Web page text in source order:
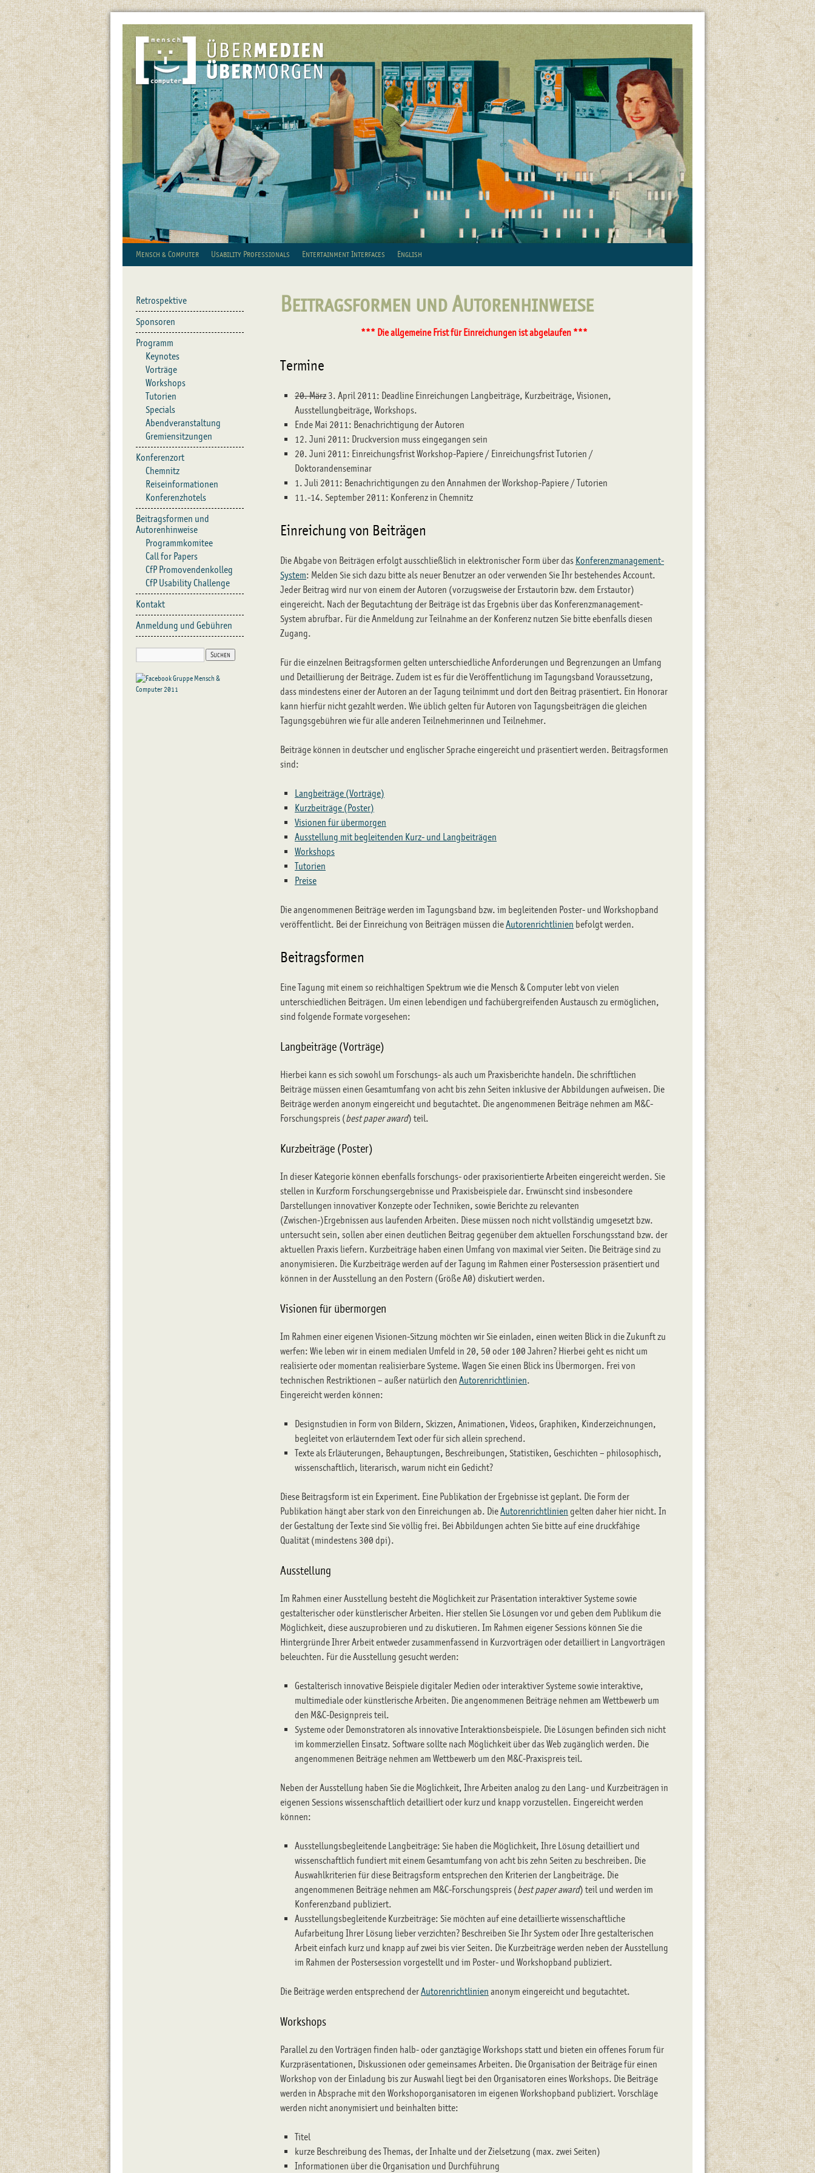
Mensch & Computer Usability Professionals Entertainment Interfaces English
Beitragsformen und Autorenhinweise
*** Die allgemeine Frist für Einreichungen ist abgelaufen ***
Termine
20. März 3. April 2011: Deadline Einreichungen Langbeiträge, Kurzbeiträge, Visionen,
Ausstellungbeiträge, Workshops.
Ende Mai 2011: Benachrichtigung der Autoren
12. Juni 2011: Druckversion muss eingegangen sein
20. Juni 2011: Einreichungsfrist Workshop-Papiere / Einreichungsfrist Tutorien /
Doktorandenseminar
1. Juli 2011: Benachrichtigungen zu den Annahmen der Workshop-Papiere / Tutorien
11.-14. September 2011: Konferenz in Chemnitz
Einreichung von Beiträgen
Die Abgabe von Beiträgen erfolgt ausschließlich in elektronischer Form über das Konferenzmanagement-
System: Melden Sie sich dazu bitte als neuer Benutzer an oder verwenden Sie Ihr bestehendes Account.
Jeder Beitrag wird nur von einem der Autoren (vorzugsweise der Erstautorin bzw. dem Erstautor)
eingereicht. Nach der Begutachtung der Beiträge ist das Ergebnis über das Konferenzmanagement-
System abrufbar. Für die Anmeldung zur Teilnahme an der Konferenz nutzen Sie bitte ebenfalls diesen
Zugang.
Für die einzelnen Beitragsformen gelten unterschiedliche Anforderungen und Begrenzungen an Umfang
und Detaillierung der Beiträge. Zudem ist es für die Veröffentlichung im Tagungsband Voraussetzung,
dass mindestens einer der Autoren an der Tagung teilnimmt und dort den Beitrag präsentiert. Ein Honorar
kann hierfür nicht gezahlt werden. Wie üblich gelten für Autoren von Tagungsbeiträgen die gleichen
Tagungsgebühren wie für alle anderen Teilnehmerinnen und Teilnehmer.
Beiträge können in deutscher und englischer Sprache eingereicht und präsentiert werden. Beitragsformen
sind:
Langbeiträge (Vorträge)
Kurzbeiträge (Poster)
Visionen für übermorgen
Ausstellung mit begleitenden Kurz- und Langbeiträgen
Workshops
Tutorien
Preise
Die angenommenen Beiträge werden im Tagungsband bzw. im begleitenden Poster- und Workshopband
veröffentlicht. Bei der Einreichung von Beiträgen müssen dieAutorenrichtlinien befolgt werden.
Beitragsformen
Eine Tagung mit einem so reichhaltigen Spektrum wie die Mensch & Computer lebt von vielen
unterschiedlichen Beiträgen. Um einen lebendigen und fachübergreifenden Austausch zu ermöglichen,
sind folgende Formate vorgesehen:
Langbeiträge (Vorträge)
Hierbei kann es sich sowohl um Forschungs- als auch um Praxisberichte handeln. Die schriftlichen
Beiträge müssen einen Gesamtumfang von acht bis zehn Seiten inklusive der Abbildungen aufweisen. Die
Beiträge werden anonym eingereicht und begutachtet. Die angenommenen Beiträge nehmen am M&C-
Forschungspreis (best paper award) teil.
Kurzbeiträge (Poster)
In dieser Kategorie können ebenfalls forschungs- oder praxisorientierte Arbeiten eingereicht werden. Sie
stellen in Kurzform Forschungsergebnisse und Praxisbeispiele dar. Erwünscht sind insbesondere
Darstellungen innovativer Konzepte oder Techniken, sowie Berichte zu relevanten
(Zwischen-)Ergebnissen aus laufenden Arbeiten. Diese müssen noch nicht vollständig umgesetzt bzw.
untersucht sein, sollen aber einen deutlichen Beitrag gegenüber dem aktuellen Forschungsstand bzw. der
aktuellen Praxis liefern. Kurzbeiträge haben einen Umfang von maximal vier Seiten. Die Beiträge sind zu
anonymisieren. Die Kurzbeiträge werden auf der Tagung im Rahmen einer Postersession präsentiert und
können in der Ausstellung an den Postern (Größe A0) diskutiert werden.
Visionen für übermorgen
Im Rahmen einer eigenen Visionen-Sitzung möchten wir Sie einladen, einen weiten Blick in die Zukunft zu
werfen: Wie leben wir in einem medialen Umfeld in 20, 50 oder 100 Jahren? Hierbei geht es nicht um
realisierte oder momentan realisierbare Systeme. Wagen Sie einen Blick ins Übermorgen. Frei von
technischen Restriktionen – außer natürlich den Autorenrichtlinien.
Eingereicht werden können:
Designstudien in Form von Bildern, Skizzen, Animationen, Videos, Graphiken, Kinderzeichnungen,
begleitet von erläuterndem Text oder für sich allein sprechend.
Texte als Erläuterungen, Behauptungen, Beschreibungen, Statistiken, Geschichten – philosophisch,
wissenschaftlich, literarisch, warum nicht ein Gedicht?
Diese Beitragsform ist ein Experiment. Eine Publikation der Ergebnisse ist geplant. Die Form der
Publikation hängt aber stark von den Einreichungen ab. DieAutorenrichtlinien gelten daher hier nicht. In
der Gestaltung der Texte sind Sie völlig frei. Bei Abbildungen achten Sie bitte auf eine druckfähige
Qualität (mindestens 300 dpi).
Ausstellung
Im Rahmen einer Ausstellung besteht die Möglichkeit zur Präsentation interaktiver Systeme sowie
gestalterischer oder künstlerischer Arbeiten. Hier stellen Sie Lösungen vor und geben dem Publikum die
Möglichkeit, diese auszuprobieren und zu diskutieren. Im Rahmen eigener Sessions können Sie die
Hintergründe Ihrer Arbeit entweder zusammenfassend in Kurzvorträgen oder detailliert in Langvorträgen
beleuchten. Für die Ausstellung gesucht werden:
Gestalterisch innovative Beispiele digitaler Medien oder interaktiver Systeme sowie interaktive,
multimediale oder künstlerische Arbeiten. Die angenommenen Beiträge nehmen am Wettbewerb um
den M&C-Designpreis teil.
Systeme oder Demonstratoren als innovative Interaktionsbeispiele. Die Lösungen befinden sich nicht
im kommerziellen Einsatz. Software sollte nach Möglichkeit über das Web zugänglich werden. Die
angenommenen Beiträge nehmen am Wettbewerb um den M&C-Praxispreis teil.
Neben der Ausstellung haben Sie die Möglichkeit, Ihre Arbeiten analog zu den Lang- und Kurzbeiträgen in
eigenen Sessions wissenschaftlich detailliert oder kurz und knapp vorzustellen. Eingereicht werden
können:
Ausstellungsbegleitende Langbeiträge: Sie haben die Möglichkeit, Ihre Lösung detailliert und
wissenschaftlich fundiert mit einem Gesamtumfang von acht bis zehn Seiten zu beschreiben. Die
Auswahlkriterien für diese Beitragsform entsprechen den Kriterien der Langbeiträge. Die
angenommenen Beiträge nehmen am M&C-Forschungspreis (best paper award) teil und werden im
Konferenzband publiziert.
Ausstellungsbegleitende Kurzbeiträge: Sie möchten auf eine detaillierte wissenschaftliche
Aufarbeitung Ihrer Lösung lieber verzichten? Beschreiben Sie Ihr System oder Ihre gestalterischen
Arbeit einfach kurz und knapp auf zwei bis vier Seiten. Die Kurzbeiträge werden neben der Ausstellung
im Rahmen der Postersession vorgestellt und im Poster- und Workshopband publiziert.
Die Beiträge werden entsprechend derAutorenrichtlinien anonym eingereicht und begutachtet.
Workshops
Parallel zu den Vorträgen finden halb- oder ganztägige Workshops statt und bieten ein offenes Forum für
Kurzpräsentationen, Diskussionen oder gemeinsames Arbeiten. Die Organisation der Beiträge für einen
Workshop von der Einladung bis zur Auswahl liegt bei den Organisatoren eines Workshops. Die Beiträge
werden in Absprache mit den Workshoporganisatoren im eigenen Workshopband publiziert. Vorschläge
werden nicht anonymisiert und beinhalten bitte:
Titel
kurze Beschreibung des Themas, der Inhalte und der Zielsetzung (max. zwei Seiten)
Informationen über die Organisation und Durchführung
Retrospektive
Sponsoren
Programm
Keynotes
Vorträge
Workshops
Tutorien
Specials
Abendveranstaltung
Gremiensitzungen
Konferenzort
Chemnitz
Reiseinformationen
Konferenzhotels
Beitragsformen und
Autorenhinweise
Programmkomitee
Call for Papers
CfP Promovendenkolleg
CfP Usability Challenge
Kontakt
Anmeldung und Gebühren